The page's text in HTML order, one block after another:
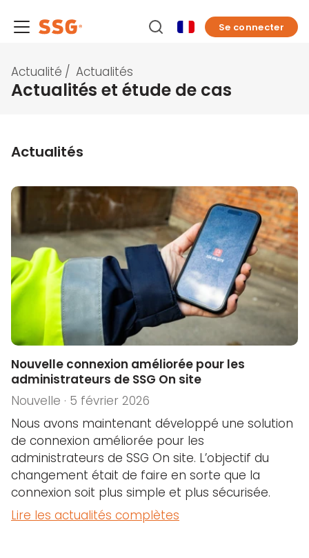
Se connecter
Actualité / Actualités
Actualités et étude de cas
Actualités
Nouvelle connexion améliorée pour les
administrateurs de SSG On site
Nouvelle · 5 février 2026
Nous avons maintenant développé une solution
de connexion améliorée pour les
administrateurs de SSG On site. L’objectif du
changement était de faire en sorte que la
connexion soit plus simple et plus sécurisée.
Lire les actualités complètes